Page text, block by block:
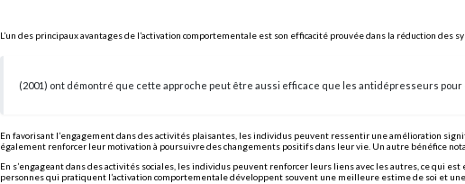
L’un des principaux avantages de l’activation comportementale est son efficacité prouvée dans la réduction des
(2001) ont démontré que cette approche peut être aussi efficace que les antidépresseurs pour
En favorisant l’engagement dans des activités plaisantes, les individus peuvent ressentir une amélioration
également renforcer leur motivation à poursuivre des changements positifs dans leur vie. Un autre bénéfice
En s’engageant dans des activités sociales, les individus peuvent renforcer leurs liens avec les autres, ce qui
personnes qui pratiquent l’activation comportementale développent souvent une meilleure estime de soi et